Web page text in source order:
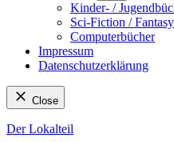
Kinder- /
Sci-Fiction /
Computerbücher
Impressum
Datenschutzerklärung
Close
Skip
Der Lokalteil